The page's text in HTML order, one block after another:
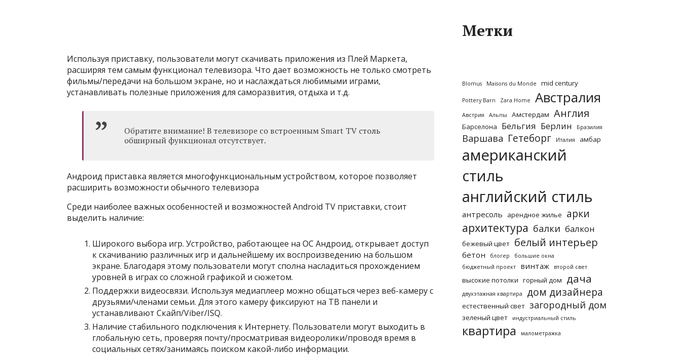
Используя приставку, пользователи могут скачивать приложения из Плей Маркета,
расширяя тем самым функционал телевизора. Что дает возможность не только смотреть
фильмы/передачи на большом экране, но и наслаждаться любимыми играми,
устанавливать полезные приложения для саморазвития, отдыха и т.д.
Обратите внимание! В телевизоре со встроенным Smart TV столь
обширный функционал отсутствует.
Андроид приставка является многофункциональным устройством, которое позволяет
расширить возможности обычного телевизора
Среди наиболее важных особенностей и возможностей Android TV приставки, стоит
выделить наличие:
Широкого выбора игр. Устройство, работающее на ОС Андроид, открывает доступ
к скачиванию различных игр и дальнейшему их воспроизведению на большом
экране. Благодаря этому пользователи могут сполна насладиться прохождением
уровней в играх со сложной графикой и сюжетом.
Поддержки видеосвязи. Используя медиаплеер можно общаться через веб-камеру с
друзьями/членами семьи. Для этого камеру фиксируют на ТВ панели и
устанавливают Скайп/Viber/ISQ.
Наличие стабильного подключения к Интернету. Пользователи могут выходить в
глобальную сеть, проверяя почту/просматривая видеоролики/проводя время в
социальных сетях/занимаясь поиском какой-либо информации.
Метки
Blomus Maisons du Monde mid century
Pottery Barn Zara Home Австралия
Австрия Альпы Амстердам Англия
Барселона Бельгия Берлин Бразилия
Варшава Гетеборг Италия амбар
американский
стиль
английский стиль
антресоль арендное жилье арки
архитектура балки балкон
бежевый цвет белый интерьер
бетон блогер
большие окна
бюджетный проект
винтаж второй свет
высокие потолки горный дом дача
двухэтажная квартира дом дизайнера
естественный свет загородный дом
зеленый цвет индустриальный стиль
квартира малометражка